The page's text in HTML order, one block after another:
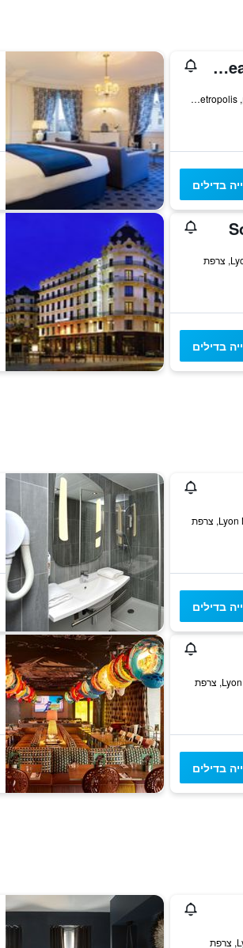
Villa Florentine, A Beauvallon Hotel & Spa
25-27 Montée Saint Barthelemy, ליון, Lyon Metropolis, צרפת
בדילים
בדילים
בדילים
בדילים